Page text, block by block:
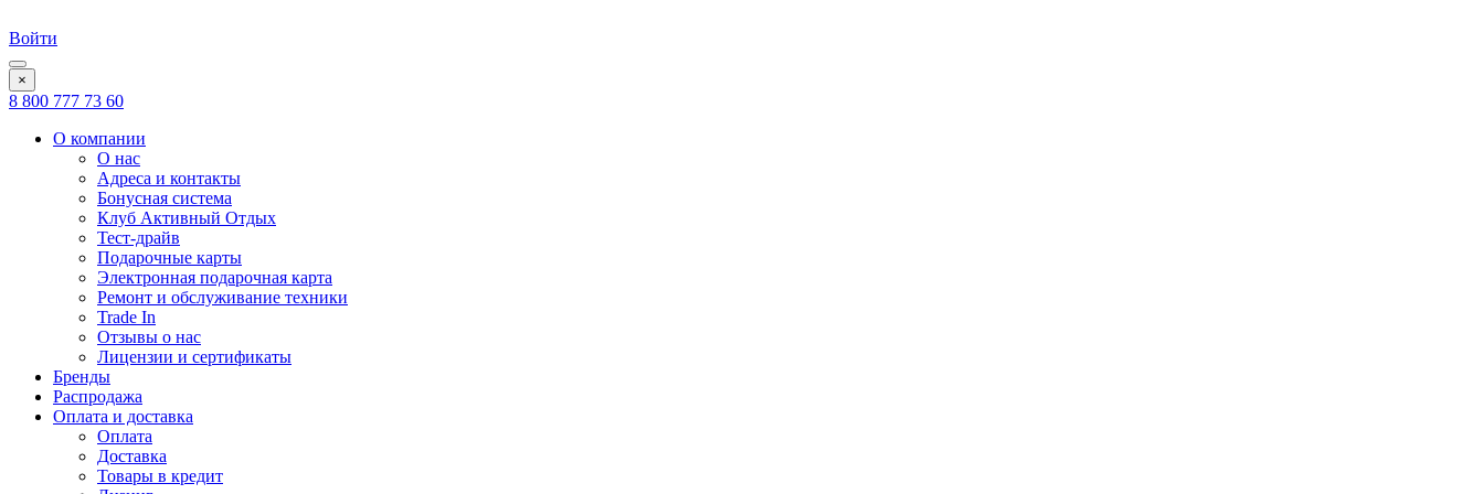
Войти
×
8 800 777 73 60
О компании
О нас
Адреса и контакты
Бонусная система
Клуб Активный Отдых
Тест-драйв
Подарочные карты
Электронная подарочная карта
Ремонт и обслуживание техники
Trade In
Отзывы о нас
Лицензии и сертификаты
Бренды
Распродажа
Оплата и доставка
Оплата
Доставка
Товары в кредит